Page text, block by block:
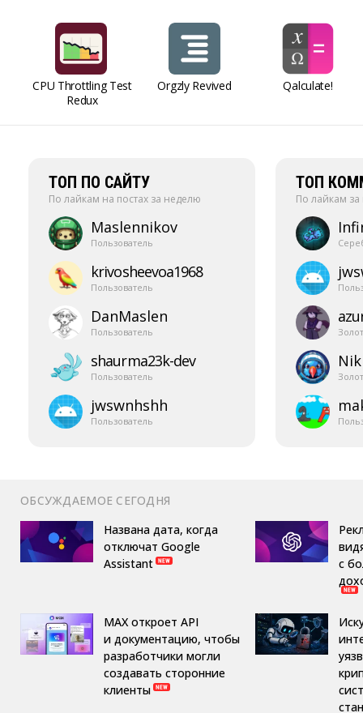
CPU Throttling Test
Redux
Orgzly Revived Qalculate!
ТОП ПО САЙТУ
По лайкам на постах за неделю
Maslennikov
Пользователь
krivosheevoa1968
Пользователь
DanMaslen
Пользователь
shaurma23k-​dev
Пользователь
jwswnhshh
Пользователь
ТОП
По лайкам
ОБСУЖДАЕМОЕ СЕГОДНЯ
Названа дата, когда
отключат Google
Assistant
MAX откроет API
и документацию, чтобы
разработчики могли
создавать сторонние
клиенты
с